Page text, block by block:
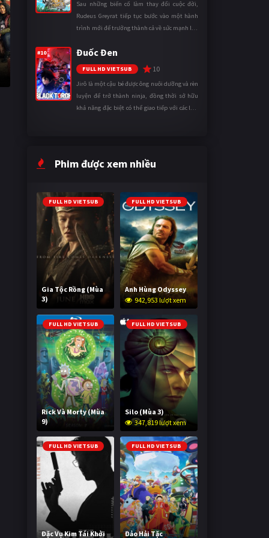
Sau những biến cố làm thay đổi cuộc đời,
Rudeus Greyrat tiếp tục bước vào một hành
trình mới để trưởng thành cả về sức mạnh lẫn
ngày càng khắc nghiệt, anh ...
#10 Đuốc Đen
FULL HD VIETSUB 10
Jirô là một cậu bé được ông nuôi dưỡng và rèn
luyện để trở thành ninja, đồng thời sở hữu
khả năng đặc biệt có thể giao tiếp với các loài
Phim được xem nhiều
FULL HD VIETSUB
Gia Tộc Rồng (Mùa
3)
2,011,533 lượt xem
FULL HD VIETSUB
Anh Hùng Odyssey
942,953 lượt xem
FULL HD VIETSUB
Rick Và Morty (Mùa
9)
2,991,409 lượt xem
FULL HD VIETSUB
Silo (Mùa 3)
347,819 lượt xem
FULL HD VIETSUB
Đặc Vụ Kim Tái Khởi
FULL HD VIETSUB
Đảo Hải Tặc